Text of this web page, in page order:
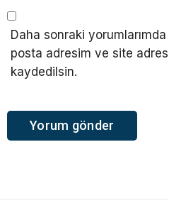
Daha sonraki yorumlarımda
posta adresim ve site
kaydedilsin.